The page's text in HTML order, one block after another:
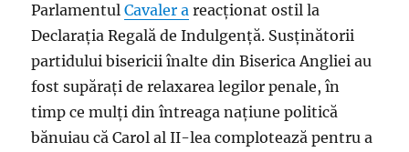
ParlamentulCavaler a reacționat ostil la
Declarația Regală de Indulgență. Susținătorii
partidului bisericii înalte din Biserica Angliei au
fost supărați de relaxarea legilor penale, în
timp ce mulți din întreaga națiune politică
bănuiau că Carol al II-lea complotează pentru a